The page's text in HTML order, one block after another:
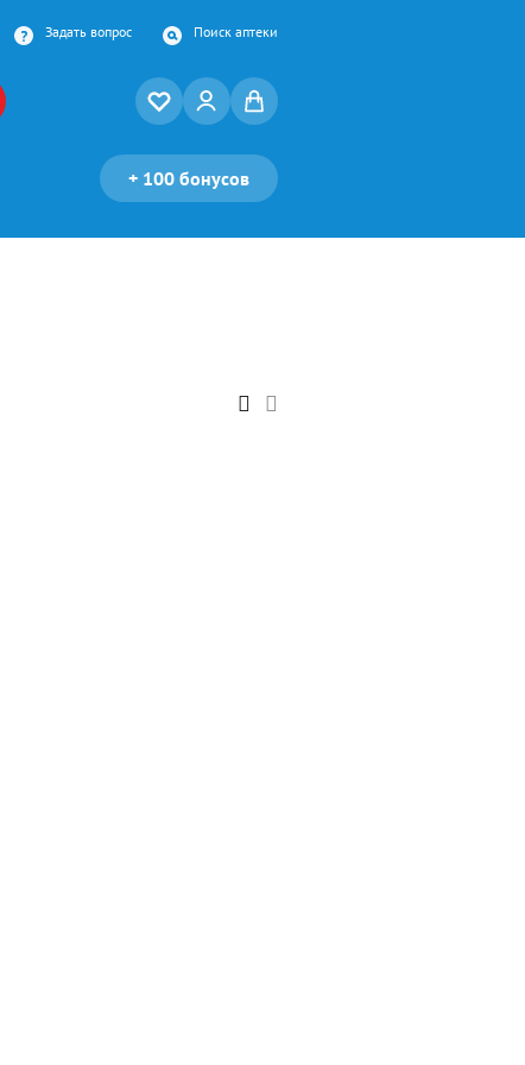
Задать вопрос Поиск аптеки
+ 100 бонусов